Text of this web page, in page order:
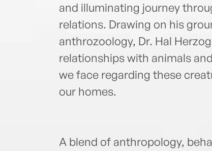
and illuminating journey
relations. Drawing on his
anthrozoology, Dr. Hal
relationships with animals
we face regarding these
our homes.
A blend of anthropology,